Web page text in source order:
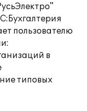
пользователю
в
типовых